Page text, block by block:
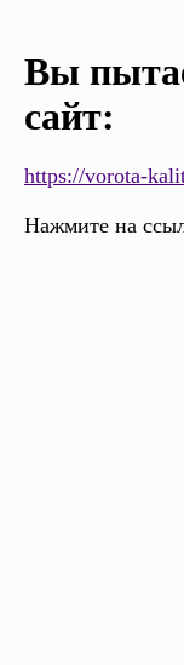
Вы
сайт:
https://vorota-
Нажмите на